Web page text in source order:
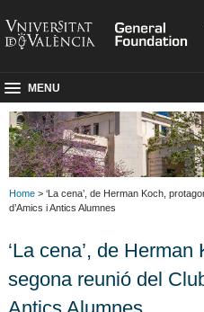
MENU
Home > ‘La cena’, de Herman Koch,
d’Amics i Antics Alumnes
‘La cena’, de
segona reunió del